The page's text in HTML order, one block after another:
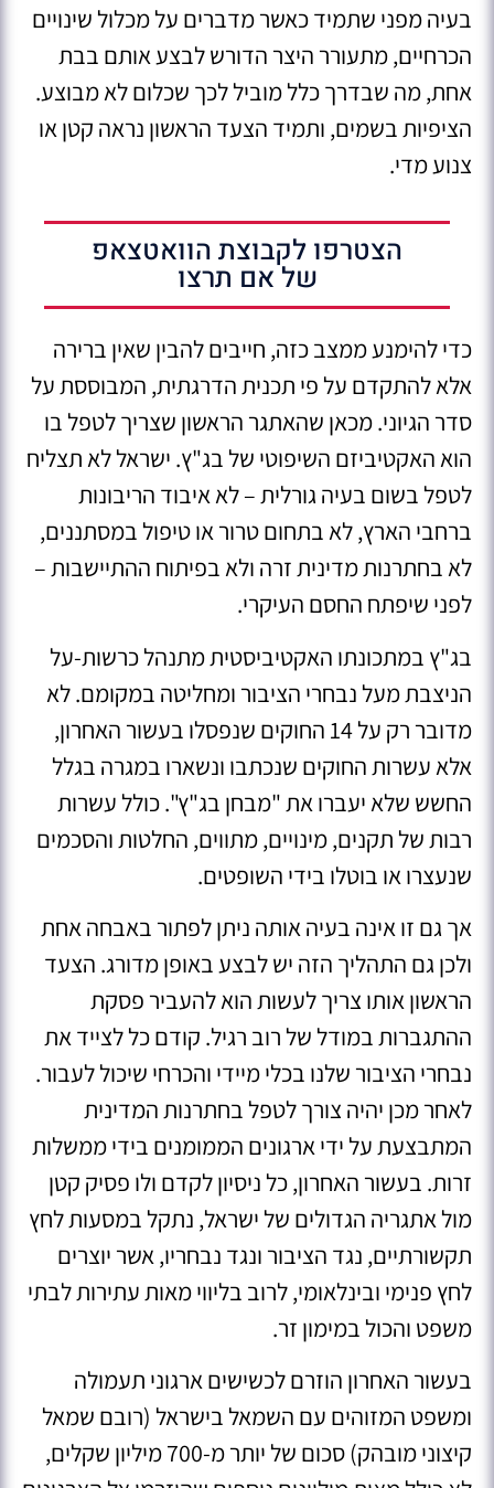
בעיה מפני שתמיד כאשר מדברים על מכלול שינויים
הכרחיים, מתעורר היצר הדורש לבצע אותם בבת
אחת, מה שבדרך כלל מוביל לכך שכלום לא מבוצע.
הציפיות בשמים, ותמיד הצעד הראשון נראה קטן או
צנוע מדי.
הצטרפו לקבוצת הוואטצאפ
של אם תרצו
כדי להימנע ממצב כזה, חייבים להבין שאין ברירה
אלא להתקדם על פי תכנית הדרגתית, המבוססת על
סדר הגיוני. מכאן שהאתגר הראשון שצריך לטפל בו
הוא האקטיביזם השיפוטי של בג"ץ. ישראל לא תצליח
לטפל בשום בעיה גורלית – לא איבוד הריבונות
ברחבי הארץ, לא בתחום טרור או טיפול במסתננים,
לא בחתרנות מדינית זרה ולא בפיתוח ההתיישבות –
לפני שיפתח החסם העיקרי.
בג"ץ במתכונתו האקטיביסטית מתנהל כרשות-על
הניצבת מעל נבחרי הציבור ומחליטה במקומם. לא
מדובר רק על 14 החוקים שנפסלו בעשור האחרון,
אלא עשרות החוקים שנכתבו ונשארו במגרה בגלל
החשש שלא יעברו את "מבחן בג"ץ". כולל עשרות
רבות של תקנים, מינויים, מתווים, החלטות והסכמים
שנעצרו או בוטלו בידי השופטים.
אך גם זו אינה בעיה אותה ניתן לפתור באבחה אחת
ולכן גם התהליך הזה יש לבצע באופן מדורג. הצעד
הראשון אותו צריך לעשות הוא להעביר פסקת
ההתגברות במודל של רוב רגיל. קודם כל לצייד את
נבחרי הציבור שלנו בכלי מיידי והכרחי שיכול לעבור.
לאחר מכן יהיה צורך לטפל בחתרנות המדינית
המתבצעת על ידי ארגונים הממומנים בידי ממשלות
זרות. בעשור האחרון, כל ניסיון לקדם ולו פסיק קטן
מול אתגריה הגדולים של ישראל, נתקל במסעות לחץ
תקשורתיים, נגד הציבור ונגד נבחריו, אשר יוצרים
לחץ פנימי ובינלאומי, לרוב בליווי מאות עתירות לבתי
משפט והכול במימון זר.
בעשור האחרון הוזרם לכשישים ארגוני תעמולה
ומשפט המזוהים עם השמאל בישראל (רובם שמאל
קיצוני מובהק) סכום של יותר מ-700 מיליון שקלים,